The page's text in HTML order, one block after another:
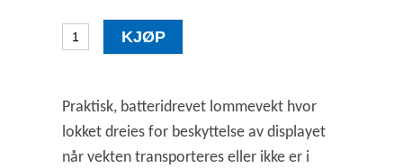
Praktisk, batteridrevet lommevekt hvor
lokket dreies for beskyttelse av displayet
når vekten transporteres eller ikke er i